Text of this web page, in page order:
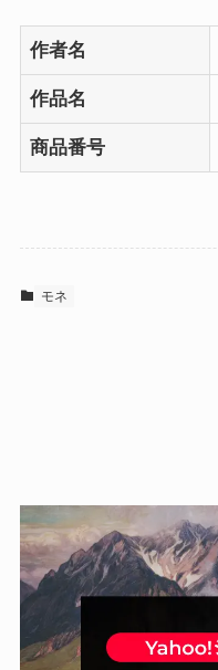
作者名
作品名
商品番号
モネ